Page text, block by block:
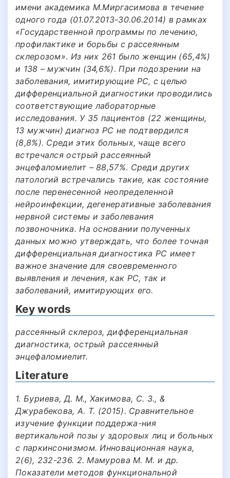
имени академика М.Миргасимова в течение
одного года (01.07.2013-30.06.2014) в рамках
«Государственной программы по лечению,
профилактике и борьбы с рассеянным
склерозом». Из них 261 было женщин (65,4%)
и 138 – мужчин (34,6%). При подозрении на
заболевания, имитирующие РС, с целью
дифференциальной диагностики проводились
соответствующие лабораторные
исследования. У 35 пациентов (22 женщины,
13 мужчин) диагноз РС не подтвердился
(8,8%). Среди этих больных, чаще всего
встречался острый рассеянный
энцефаломиелит – 88,57%. Среди других
патологий встречались такие, как состояние
после перенесенной неопределенной
нейроинфекции, дегенеративные заболевания
нервной системы и заболевания
позвоночника. На основании полученных
данных можно утверждать, что более точная
дифференциальная диагностика РС имеет
важное значение для своевременного
выявления и лечения, как РС, так и
заболеваний, имитирующих его.
Key words
рассеянный склероз, дифференциальная
диагностика, острый рассеянный
энцефаломиелит.
Literature
1. Буриева, Д. М., Хакимова, С. З., &
Джурабекова, А. Т. (2015). Cравнительное
изучение функции поддержа-ния
вертикальной позы у здоровых лиц и больных
с паркинсонизмом. Инновационная наука,
2(6), 232-236. 2. Мамурова М. М. и др.
Показатели методов функциональной